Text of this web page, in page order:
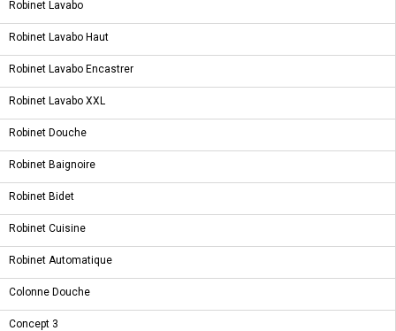
Robinet Lavabo
Robinet Lavabo Haut
Robinet Lavabo Encastrer
Robinet Lavabo XXL
Robinet Douche
Robinet Baignoire
Robinet Bidet
Robinet Cuisine
Robinet Automatique
Colonne Douche
Concept 3
FICHE TECHNIQUE
5 AUTRES PRODUITS DANS LA MÊME
CATÉGORIE :
COLLECTION
NOUVEAU PRODUIT
COLLECTION